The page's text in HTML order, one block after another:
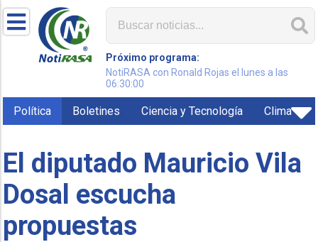
Próximo programa:
NotiRASA con Ronald Rojas el lunes a las
06:30:00
Política Boletines Ciencia y Tecnología Clima
El diputado Mauricio Vila
Dosal escucha
propuestas